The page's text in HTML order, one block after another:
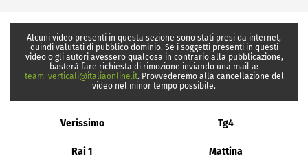
Alcuni video presenti in questa sezione sono stati presi da internet,
quindi valutati di pubblico dominio. Se i soggetti presenti in questi
video o gli autori avessero qualcosa in contrario alla pubblicazione,
basterà fare richiesta di rimozione inviando una mail a:
team_verticali@italiaonline.it. Provvederemo alla cancellazione del
video nel minor tempo possibile.
Verissimo Tg4
Rai 1 Mattina